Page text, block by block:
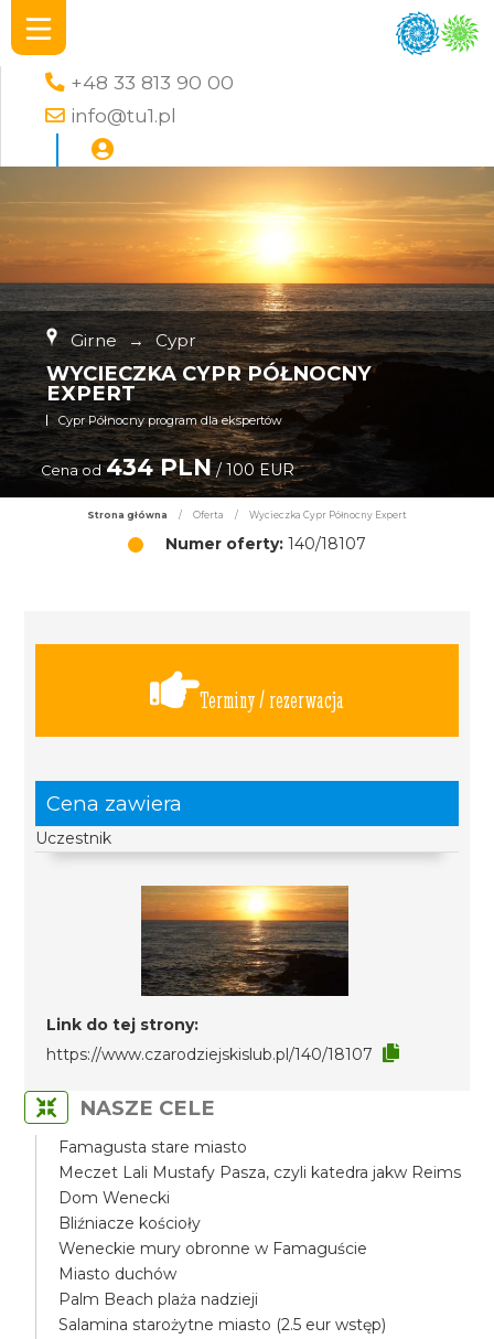
+48 33 813 90 00
info@tu1.pl
Girne → Cypr
WYCIECZKA CYPR PÓŁNOCNY
EXPERT
Cypr Północny program dla ekspertów
Cena od 434 PLN/ 100 EUR
Strona główna / Oferta / Wycieczka Cypr Północny Expert
Numer oferty: 140/18107
Terminy / rezerwacja
Cena zawiera
Uczestnik
Link do tej strony:
https://www.czarodziejskislub.pl/140/18107
NASZE CELE
Famagusta stare miasto
Meczet Lali Mustafy Pasza, czyli katedra jakw Reims
Dom Wenecki
Bliźniacze kościoły
Weneckie mury obronne w Famaguście
Miasto duchów
Palm Beach plaża nadzieji
Salamina starożytne miasto (2.5 eur wstęp)